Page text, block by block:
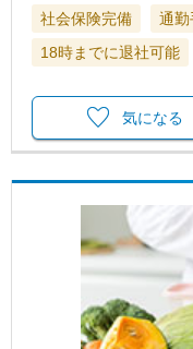
社会保険完備 通勤
18時までに退社可能
気になる